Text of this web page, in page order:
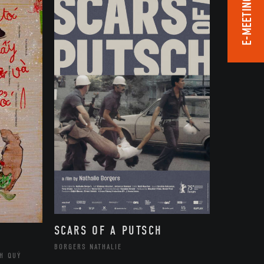
QUÝ
SCARS OF A PUTSCH
BORGERS NATHALIE